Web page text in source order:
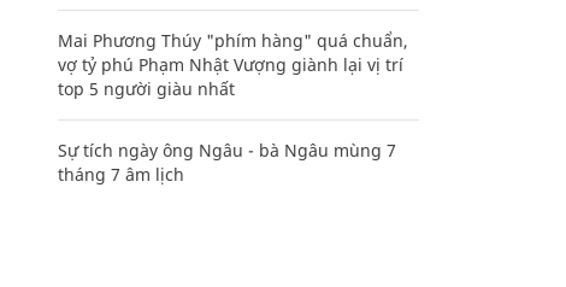
Mai Phương Thúy "phím hàng" quá chuẩn,
vợ tỷ phú Phạm Nhật Vượng giành lại vị trí
top 5 người giàu nhất
Sự tích ngày ông Ngâu - bà Ngâu mùng 7
tháng 7 âm lịch